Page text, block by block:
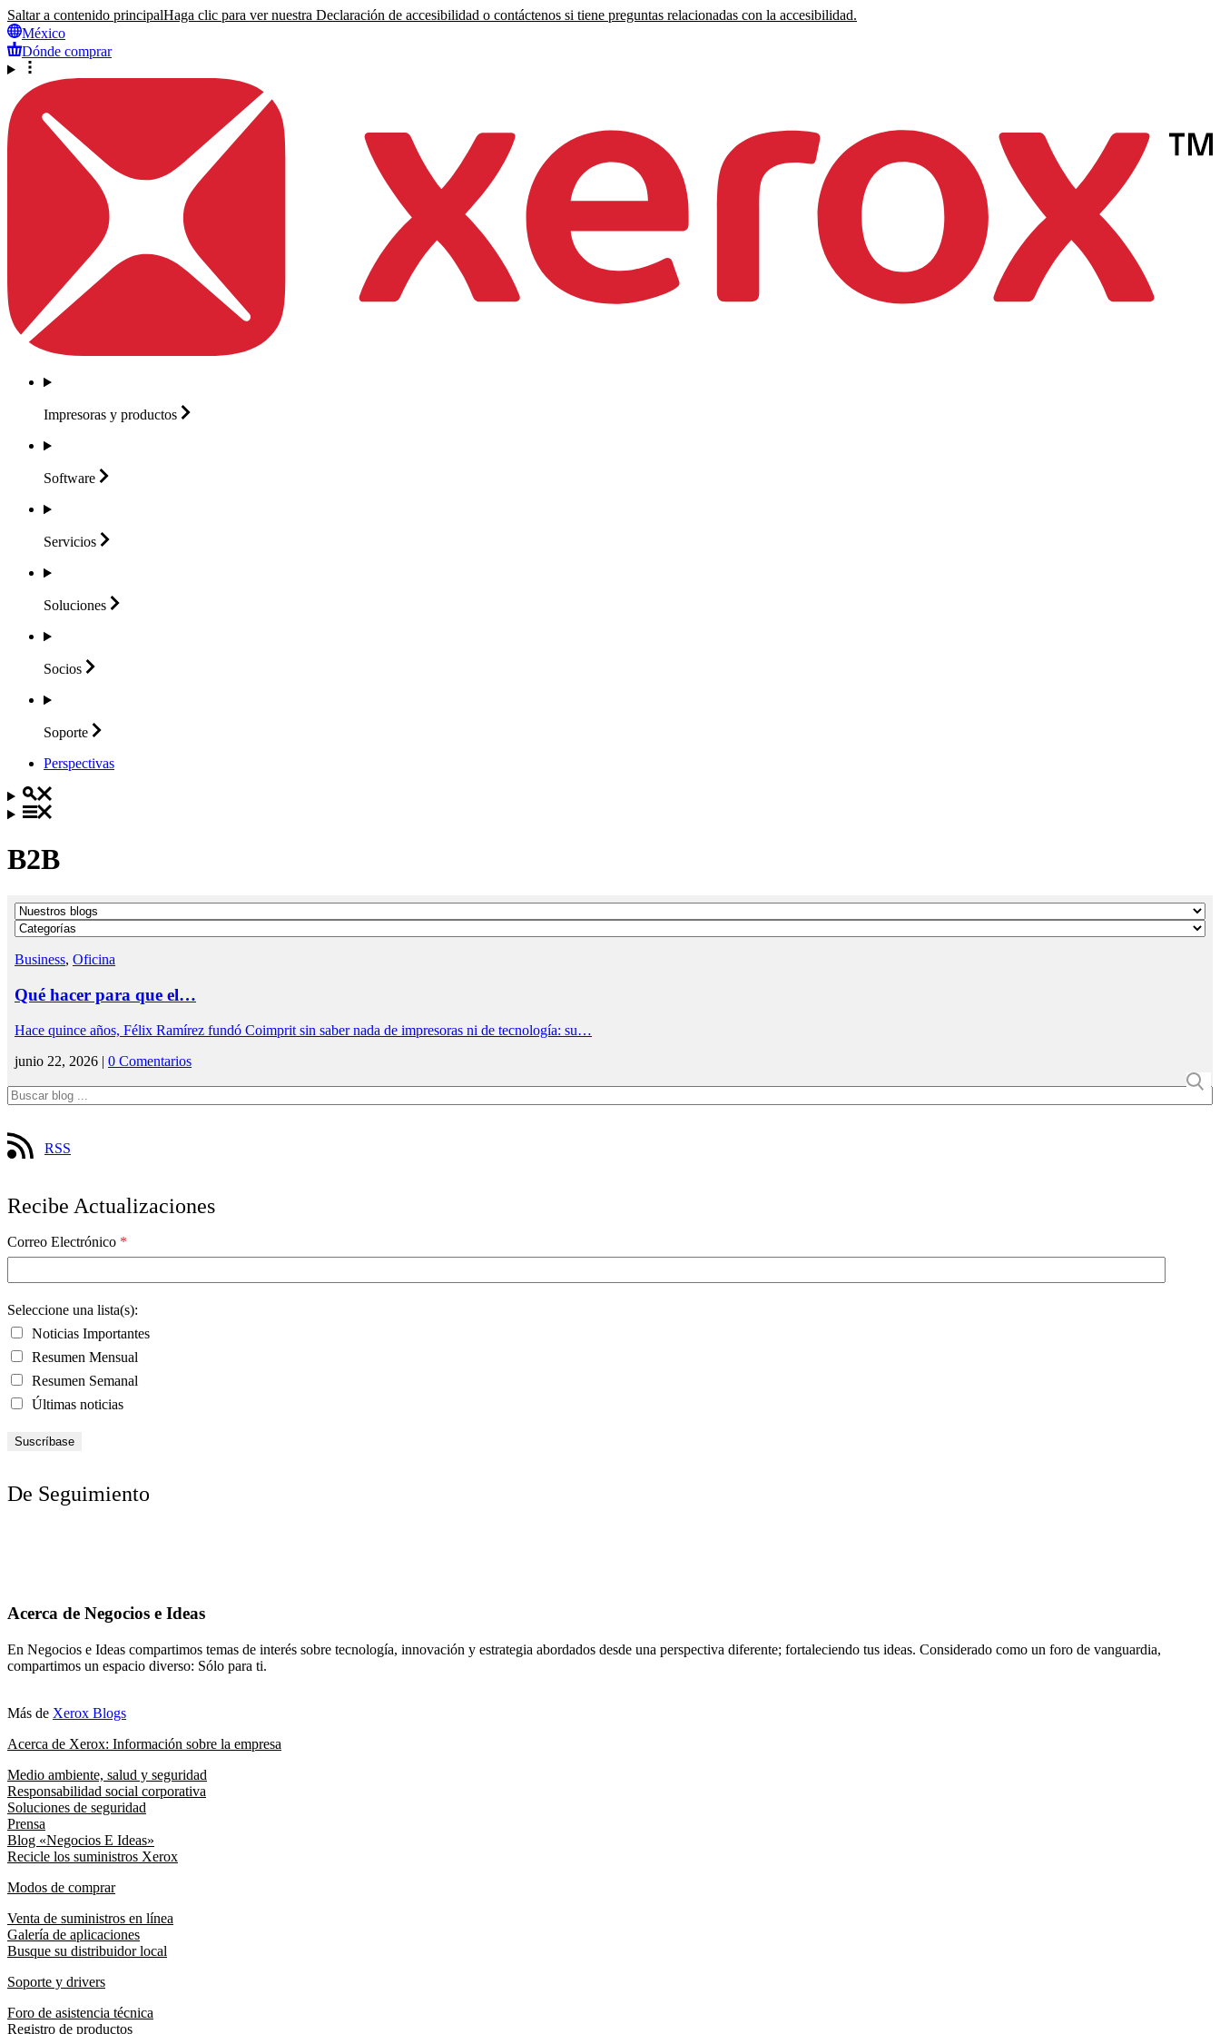
Saltar a contenido principalHaga clic para ver nuestra Declaración de accesibilidad o contáctenos si tiene preguntas relacionadas con la accesibilidad.
México
Dónde comprar
Impresoras y productos
Software
Servicios
Soluciones
Socios
Soporte
Perspectivas
B2B
Business, Oficina
Qué hacer para que el…
Hace quince años, Félix Ramírez fundó Coimprit sin saber nada de impresoras ni de tecnología: su…
junio 22, 2026 | 0 Comentarios
RSS
Recibe Actualizaciones
Correo Electrónico *
Seleccione una lista(s):
Noticias Importantes
Resumen Mensual
Resumen Semanal
Últimas noticias
De Seguimiento
Acerca de Negocios e Ideas
En Negocios e Ideas compartimos temas de interés sobre tecnología, innovación y estrategia abordados desde una perspectiva diferente; fortaleciendo tus ideas. Considerado como un foro de vanguardia,
compartimos un espacio diverso: Sólo para ti.
Más de Xerox Blogs
Acerca de Xerox: Información sobre la empresa
Medio ambiente, salud y seguridad
Responsabilidad social corporativa
Soluciones de seguridad
Prensa
Blog «Negocios E Ideas»
Recicle los suministros Xerox
Modos de comprar
Venta de suministros en línea
Galería de aplicaciones
Busque su distribuidor local
Soporte y drivers
Foro de asistencia técnica
Registro de productos